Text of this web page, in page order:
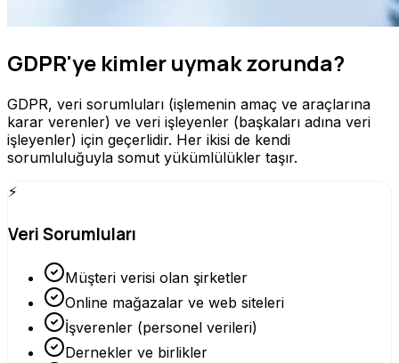
GDPR'ye kimler uymak zorunda?
GDPR, veri sorumluları (işlemenin amaç ve araçlarına
karar verenler) ve veri işleyenler (başkaları adına veri
işleyenler) için geçerlidir. Her ikisi de kendi
sorumluluğuyla somut yükümlülükler taşır.
⚡
Veri Sorumluları
Müşteri verisi olan şirketler
Online mağazalar ve web siteleri
İşverenler (personel verileri)
Dernekler ve birlikler